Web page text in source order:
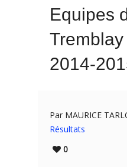
Equipes
2014-
Par MAURICE
Résultats
0